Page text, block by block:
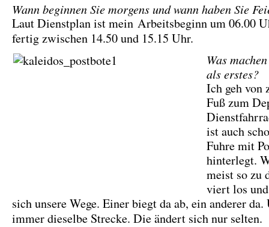
Wann beginnen Sie morgens und wann haben Sie
Laut Dienstplan ist mein Arbeitsbeginn um 06.00
fertig zwischen 14.50 und 15.15 Uhr.
Was
als erstes?
Ich geh von
Fuß zum
ist auch
Fuhre mit
hinterlegt.
meist so zu
viert los
sich unsere Wege. Einer biegt da ab, ein anderer
immer dieselbe Strecke. Die ändert sich nur selten.